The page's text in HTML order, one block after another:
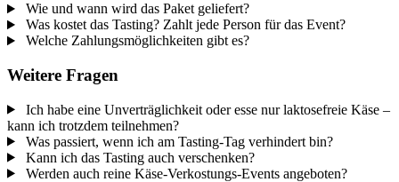
Wie und wann wird das Paket geliefert?
Was kostet das Tasting? Zahlt jede Person für das Event?
Welche Zahlungsmöglichkeiten gibt es?
Weitere Fragen
Ich habe eine Unverträglichkeit oder esse nur laktosefreie Käse –
kann ich trotzdem teilnehmen?
Was passiert, wenn ich am Tasting-Tag verhindert bin?
Kann ich das Tasting auch verschenken?
Werden auch reine Käse-Verkostungs-Events angeboten?